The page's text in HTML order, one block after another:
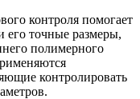
контроля помогает
его точные размеры,
полимерного
контролировать